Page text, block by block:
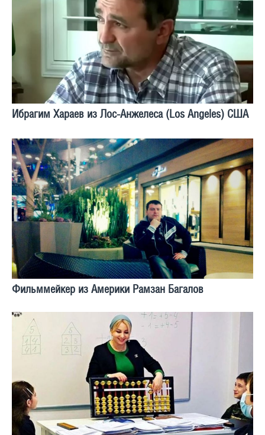
Ибрагим Хараев из Лос-Анжелеса (Los Angeles) США
Фильммейкер из Америки Рамзан Багалов